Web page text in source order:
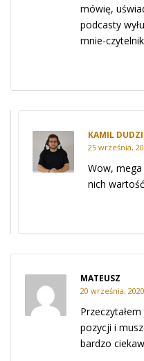
mówię,
podcasty
mnie-
KAMIL
25 września,
Wow,
nich
MATEUSZ
20 września,
pozycji i
bardzo